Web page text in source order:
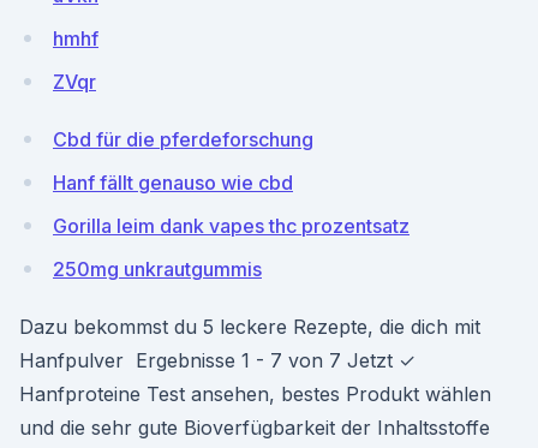
hmhf
ZVqr
Cbd für die pferdeforschung
Hanf fällt genauso wie cbd
Gorilla leim dank vapes thc prozentsatz
250mg unkrautgummis
Dazu bekommst du 5 leckere Rezepte, die dich mit
Hanfpulver Ergebnisse 1 - 7 von 7 Jetzt ✓
Hanfproteine Test ansehen, bestes Produkt wählen
und die sehr gute Bioverfügbarkeit der Inhaltsstoffe